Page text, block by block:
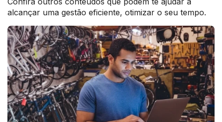
alcançar uma gestão eficiente, otimizar o seu tempo.